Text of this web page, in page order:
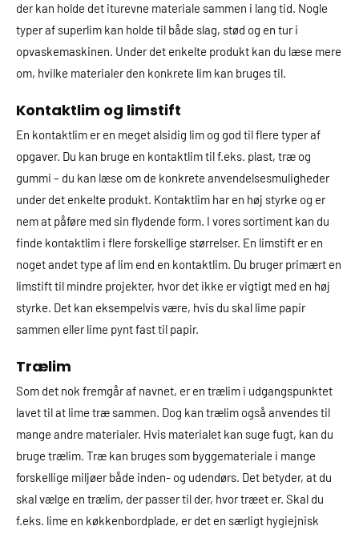
der kan holde det iturevne materiale sammen i lang tid. Nogle
typer af superlim kan holde til både slag, stød og en tur i
opvaskemaskinen. Under det enkelte produkt kan du læse mere
om, hvilke materialer den konkrete lim kan bruges til.
Kontaktlim og limstift
En kontaktlim er en meget alsidig lim og god til flere typer af
opgaver. Du kan bruge en kontaktlim til f.eks. plast, træ og
gummi – du kan læse om de konkrete anvendelsesmuligheder
under det enkelte produkt. Kontaktlim har en høj styrke og er
nem at påføre med sin flydende form. I vores sortiment kan du
finde kontaktlim i flere forskellige størrelser. En limstift er en
noget andet type af lim end en kontaktlim. Du bruger primært en
limstift til mindre projekter, hvor det ikke er vigtigt med en høj
styrke. Det kan eksempelvis være, hvis du skal lime papir
sammen eller lime pynt fast til papir.
Trælim
Som det nok fremgår af navnet, er en trælim i udgangspunktet
lavet til at lime træ sammen. Dog kan trælim også anvendes til
mange andre materialer. Hvis materialet kan suge fugt, kan du
bruge trælim. Træ kan bruges som byggemateriale i mange
forskellige miljøer både inden- og udendørs. Det betyder, at du
skal vælge en trælim, der passer til der, hvor træet er. Skal du
f.eks. lime en køkkenbordplade, er det en særligt hygiejnisk